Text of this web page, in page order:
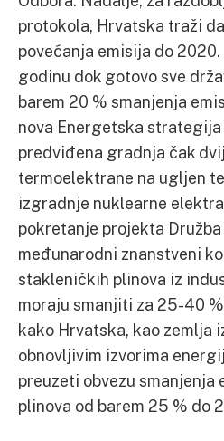
protokola, Hrvatska traži
povećanja emisija do 2020.
godinu dok gotovo sve
barem 20 % smanjenja
nova Energetska strategija
predviđena gradnja čak
termoelektrane na ugljen
izgradnje nuklearne
pokretanje projekta
međunarodni znanstveni
stakleničkih plinova iz
moraju smanjiti za 25-40
kako Hrvatska, kao zemlja
obnovljivim izvorima
preuzeti obvezu
plinova od barem 25 % do